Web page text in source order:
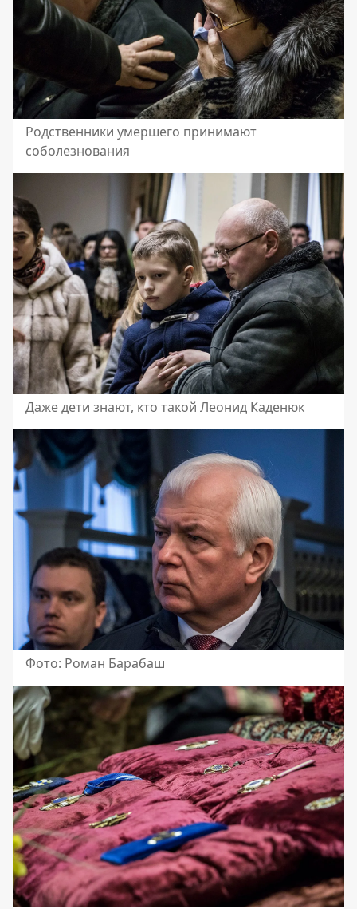
Родственники умершего принимают
соболезнования
Даже дети знают, кто такой Леонид Каденюк
Фото: Роман Барабаш